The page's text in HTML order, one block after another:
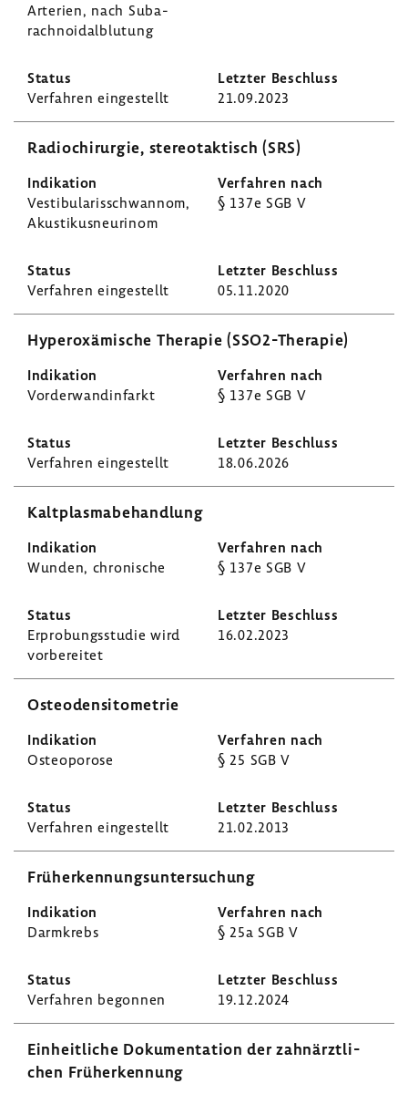
Arte­rien, nach Suba­
rach­no­idal­blu­tung
Verfahren einge­stellt 21.09.2023
Radio­chir­urgie, stereotak­tisch (SRS)
Vesti­bu­la­ris­schwannom,
Akus­ti­kus­neu­rinom
§ 137e SGB V
Verfahren einge­stellt 05.11.2020
Hyper­oxä­mi­sche Therapie (SSO2-​Therapie)
Vorder­wan­d­in­farkt § 137e SGB V
Verfahren einge­stellt 18.06.2026
Kalt­plas­ma­be­hand­lung
Wunden, chro­ni­sche § 137e SGB V
Erpro­bungs­studie wird
vorbe­reitet
16.02.2023
Osteo­den­si­to­me­trie
Osteo­po­rose § 25 SGB V
Verfahren einge­stellt 21.02.2013
Früh­erken­nungs­un­ter­su­chung
Darm­krebs § 25a SGB V
Verfahren begonnen 19.12.2024
Einheit­liche Doku­men­ta­tion der zahn­ärzt­li­
chen Früh­erken­nung